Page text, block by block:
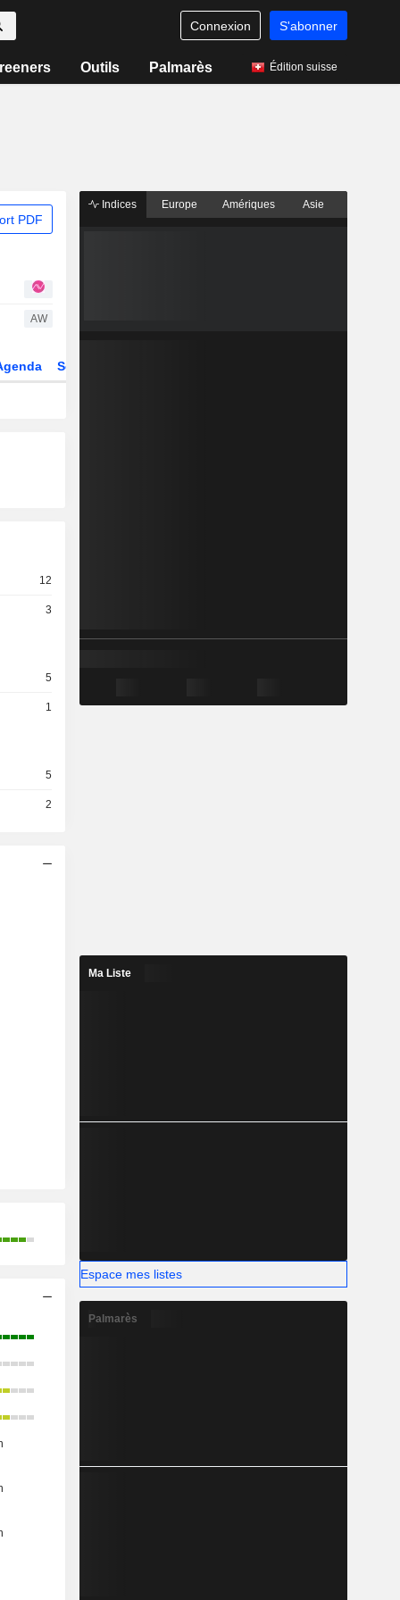
Connexion S'abonner
Outils Palmarès Édition suisse
PDF
AW
Secteur
12
3
5
1
5
2
Indices Europe Amériques Asie
Ma Liste
Espace mes listes
Palmarès